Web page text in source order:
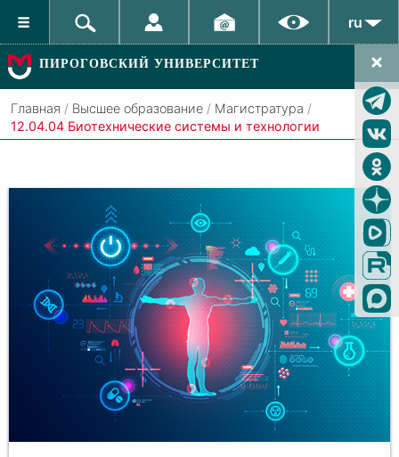
ru
ПИРОГОВСКИЙ УНИВЕРСИТЕТ
Главная / Высшее образование / Магистратура /
12.04.04 Биотехнические системы и технологии